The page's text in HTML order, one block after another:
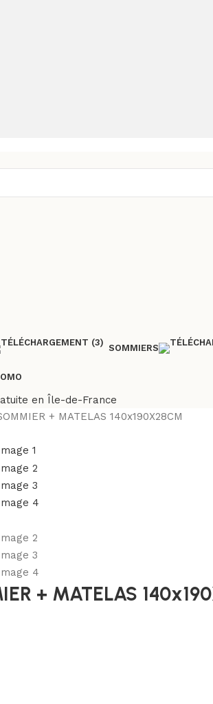
SOMMIERS
en Île-de-France
+ MATELAS 140x190X28CM
+ MATELAS